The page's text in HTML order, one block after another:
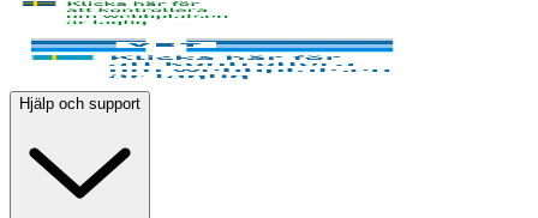
Hjälp och support